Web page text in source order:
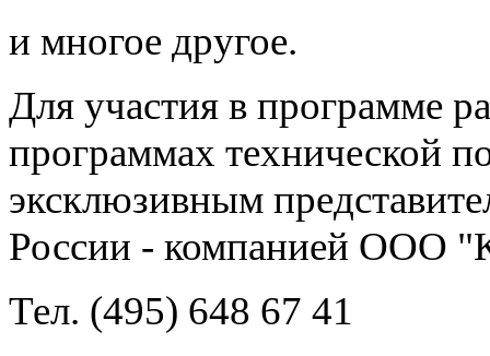
и многое другое.
Для участия в программе
программах технической
эксклюзивным
России - компанией ООО
Тел. (495) 648 67 41